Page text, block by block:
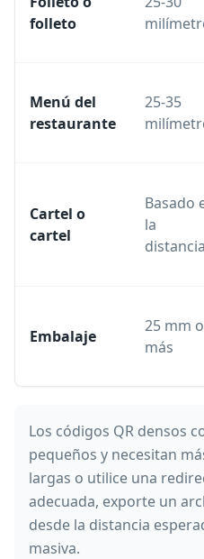
folleto
Menú del
restaurante
25-35
Cartel o
cartel
Basado
la
distancia
Embalaje
25 mm o
más
Los códigos QR densos
pequeños y necesitan
largas o utilice una
adecuada, exporte un
desde la distancia
masiva.